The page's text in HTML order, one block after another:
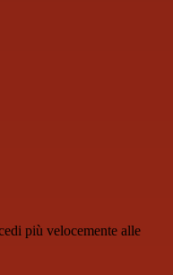
più velocemente alle